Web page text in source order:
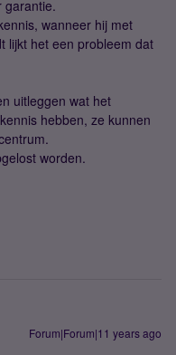
garantie.
wanneer hij met
lijkt het een probleem dat
uitleggen wat het
hebben, ze kunnen
worden.
Forum|Forum|11 years ago